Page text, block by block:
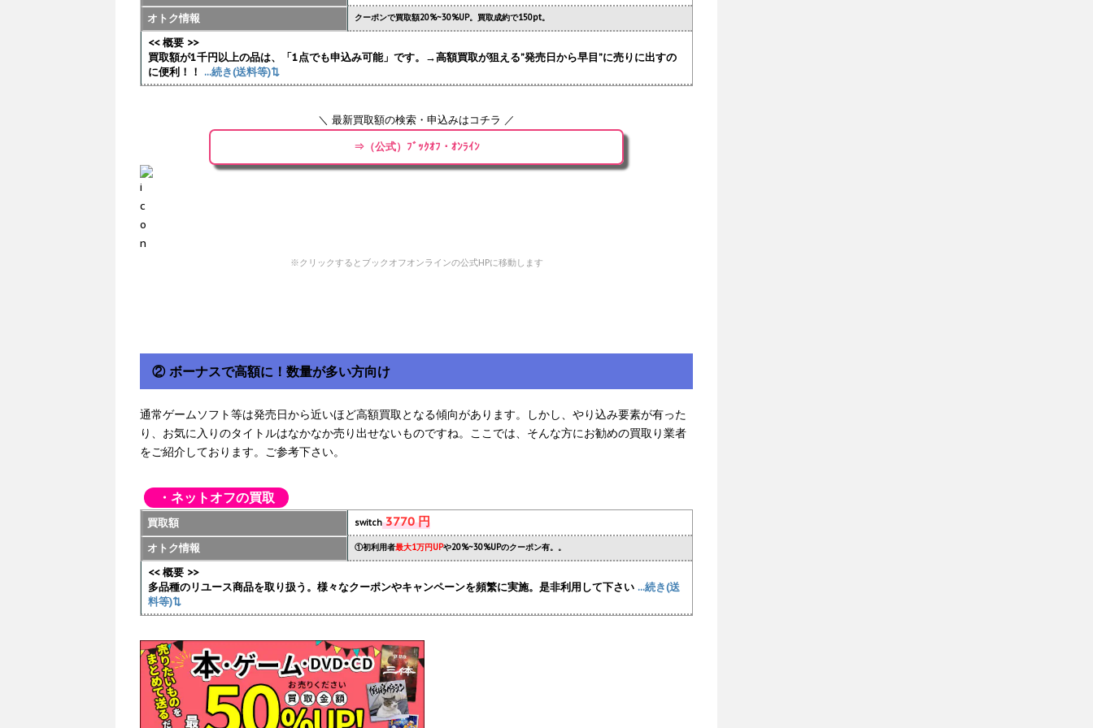
オトク情報 クーポンで買取額20%~30%UP。買取成約で150pt。
<< 概要 >>
買取額が1千円以上の品は、「1点でも申込み可能」です。→高額買取が狙える”発売日から早目”に売りに出すの
に便利！！ ...続き(送料等)⇅
＼ 最新買取額の検索・申込みはコチラ ／
⇒（公式）ﾌﾞｯｸｵﾌ・ｵﾝﾗｲﾝ
※クリックするとブックオフオンラインの公式HPに移動します
② ボーナスで高額に！数量が多い方向け
通常ゲームソフト等は発売日から近いほど高額買取となる傾向があります。しかし、やり込み要素が有った
り、お気に入りのタイトルはなかなか売り出せないものですね。ここでは、そんな方にお勧めの買取り業者
をご紹介しております。ご参考下さい。
・ネットオフの買取
買取額 switch3770 円
オトク情報 ①初利用者最大1万円UPや20%~30%UPのクーポン有。。
<< 概要 >>
多品種のリユース商品を取り扱う。様々なクーポンやキャンペーンを頻繁に実施。是非利用して下さい ...続き(送
料等)⇅